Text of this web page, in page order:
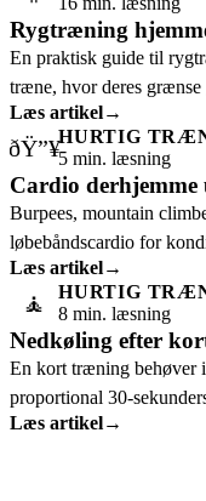
Rygtræning
En praktisk guide til
træne, hvor deres
mere modstand.
Læs artikel→
ðŸ”¥HURTIG
5 min. læsning
Cardio derhjemme
Burpees, mountain
løbebåndscardio for
kort forklaret.
Læs artikel→
🧘
HURTIG
8 min. læsning
Nedkøling efter
En kort træning behøver
proportional 30-
10 minutters sessioner.
Læs artikel→